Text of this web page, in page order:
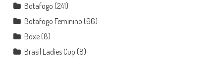
Botafogo (241)
Botafogo Feminino (66)
Boxe(8)
Brasil Ladies Cup (8)